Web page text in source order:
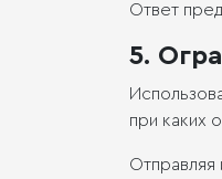
Ответ
5.
при каких